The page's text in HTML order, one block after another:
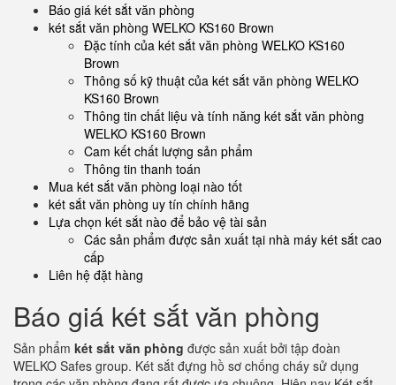
Báo giá két sắt văn phòng
két sắt văn phòng WELKO KS160 Brown
Đặc tính của két sắt văn phòng WELKO KS160
Brown
Thông số kỹ thuật của két sắt văn phòng WELKO
KS160 Brown
Thông tin chất liệu và tính năng két sắt văn phòng
WELKO KS160 Brown
Cam kết chất lượng sản phẩm
Thông tin thanh toán
Mua két sắt văn phòng loại nào tốt
két sắt văn phòng uy tín chính hãng
Lựa chọn két sắt nào để bảo vệ tài sản
Các sản phẩm được sản xuất tại nhà máy két sắt cao
cấp
Liên hệ đặt hàng
Báo giá két sắt văn phòng
Sản phẩm két sắt văn phòng được sản xuất bởi tập đoàn
WELKO Safes group. Két sắt đựng hồ sơ chống cháy sử dụng